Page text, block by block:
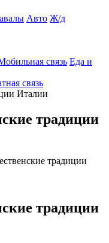
Авто Ж/д
связь Еда и
связь
традиции
традиции
традиции